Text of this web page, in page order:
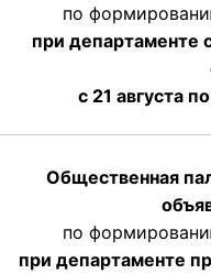
по
при департаменте
с 21 августа
Общественная
по
при департаменте